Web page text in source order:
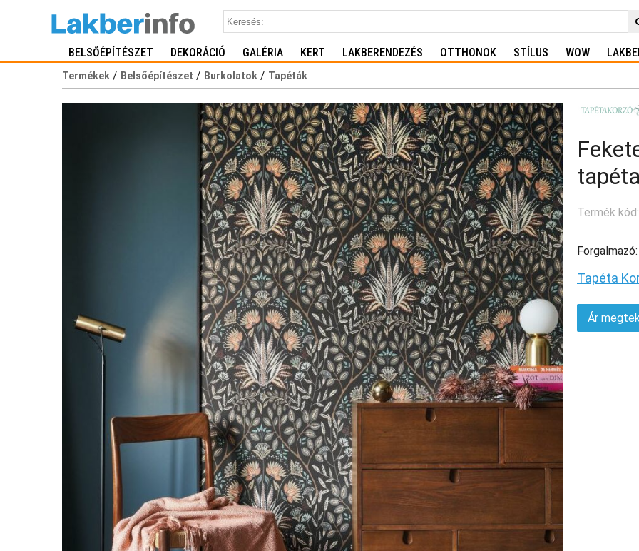
BELSŐÉPÍTÉSZET DEKORÁCIÓ GALÉRIA KERT LAKBERENDEZÉS OTTHONOK STÍLUS WOW
Termékek / Belsőépítészet / Burkolatok / Tapéták
Termék
Forgalmazó:
Tapéta
Ár